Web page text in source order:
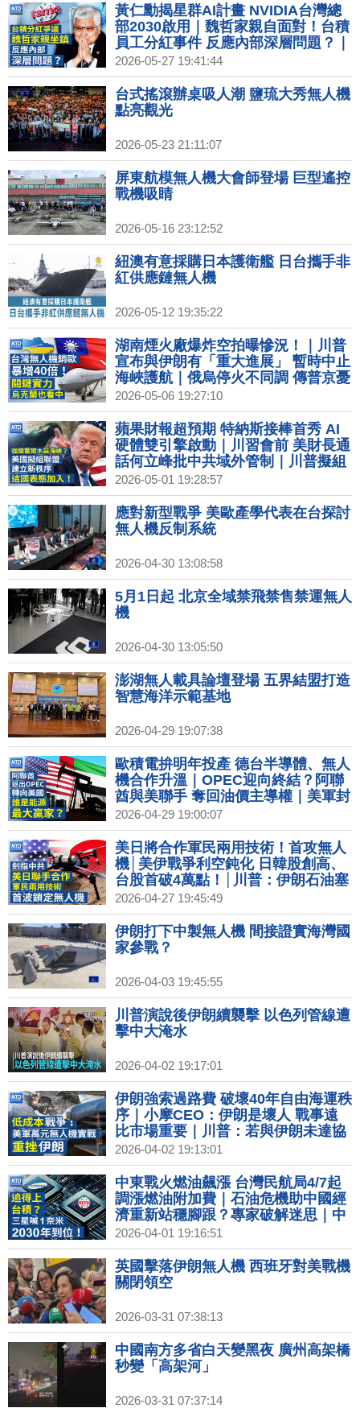
黃仁勳揭星群AI計畫 NVIDIA台灣總
部2030啟用｜魏哲家親自面對！台積
員工分紅事件 反應內部深層問題？｜
三星勞資達成分紅協議 工會拍板40萬
美元獎金｜調查：高德地圖APP讀個
資傳中 愛奇藝、B站都上榜｜改寫戰
爭規則！星鏈伊朗戰場立奇功 費用暴
2026-05-27 19:41:44
台式搖滾辦桌吸人潮 鹽琉大秀無人機
點亮觀光
2026-05-23 21:11:07
屏東航模無人機大會師登場 巨型遙控
戰機吸睛
2026-05-16 23:12:52
紐澳有意採購日本護衛艦 日台攜手非
紅供應鏈無人機
2026-05-12 19:35:22
湖南煙火廠爆炸空拍曝慘況！｜川普
宣布與伊朗有「重大進展」 暫時中止
海峽護航｜俄烏停火不同調 傳普京憂
暗殺 躲地堡升級安保｜投資美國再加
碼？台積高層：為新機會做好準備｜
美網紅發起全民買下Spirit航空 不到
一週集資破億
2026-05-06 19:27:10
蘋果財報超預期 特納斯接棒首秀 AI
硬體雙引擎啟動｜川習會前 美財長通
話何立峰批中共域外管制｜川普擬組
霍爾木茲海峽聯盟 立陶宛表態加入｜
終端需求警訊？半導體通膨成行 代
工、IC設計紛漲價
2026-05-01 19:28:57
應對新型戰爭 美歐產學代表在台探討
無人機反制系統
2026-04-30 13:08:58
5月1日起 北京全域禁飛禁售禁運無人
機
2026-04-30 13:05:50
澎湖無人載具論壇登場 五界結盟打造
智慧海洋示範基地
2026-04-29 19:07:38
歐積電拚明年投產 德台半導體、無人
機合作升溫｜OPEC迎向終結？阿聯
酋與美聯手 奪回油價主導權｜美軍封
鎖重創伊朗經濟 川普：德黑蘭處崩潰
狀態｜掩蓋經濟崩盤中共創新詞 乞討
者改稱流散人員｜空中計程車來了！
紐約首飛 機場到市區約十分鐘
2026-04-29 19:00:07
美日將合作軍民兩用技術！首攻無人
機│美伊戰爭利空鈍化 日韓股創高、
台股首破4萬點！│川普：伊朗石油塞
爆 管線3天內恐爆炸│台積2奈米洩密
案 前工程師違反《國安法》判10年
2026-04-27 19:45:49
伊朗打下中製無人機 間接證實海灣國
家參戰？
2026-04-03 19:45:55
川普演說後伊朗續襲擊 以色列管線遭
擊中大淹水
2026-04-02 19:17:01
伊朗強索過路費 破壞40年自由海運秩
序｜小摩CEO：伊朗是壞人 戰事遠
比市場重要｜川普：若與伊朗未達協
議 就炸電廠、油井｜美軍武器新戰略
低成本自殺式無人機重擊伊朗
2026-04-02 19:13:01
中東戰火燃油飆漲 台灣民航局4/7起
調漲燃油附加費｜石油危機助中國經
濟重新站穩腳跟？專家破解迷思｜中
國房地產清算開始？萬科多名退休高
管被帶走｜捷克眾院前議長率團訪台
洽談無人機產製合作｜華航皮卡丘彩
繪機 CI2亮相！
2026-04-01 19:16:51
英國擊落伊朗無人機 西班牙對美戰機
關閉領空
2026-03-31 07:38:13
中國南方多省白天變黑夜 廣州高架橋
秒變「高架河」
2026-03-31 07:37:14